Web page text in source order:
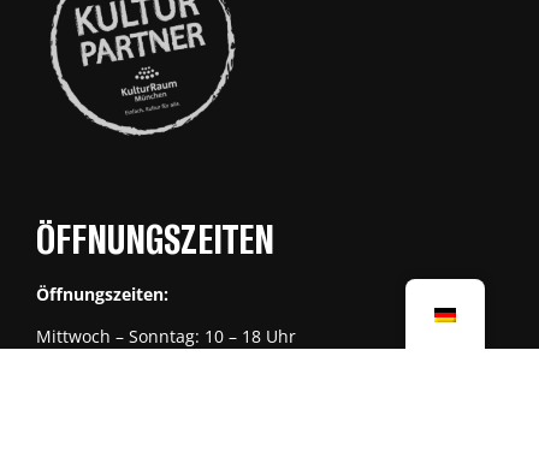
ÖFFNUNGSZEITEN
Öffnungszeiten:
Mittwoch – Sonntag: 10 – 18 Uhr